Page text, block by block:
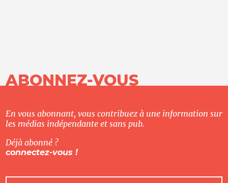
ABONNEZ-VOUS
En vous abonnant, vous contribuez à une information sur
les médias indépendante et sans pub.
Déjà abonné ?
connectez-vous !